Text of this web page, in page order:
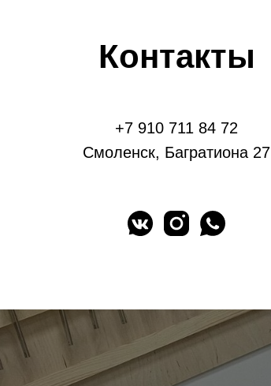
Контакты
+7 910 711 84 72
Смоленск, Багратиона 27